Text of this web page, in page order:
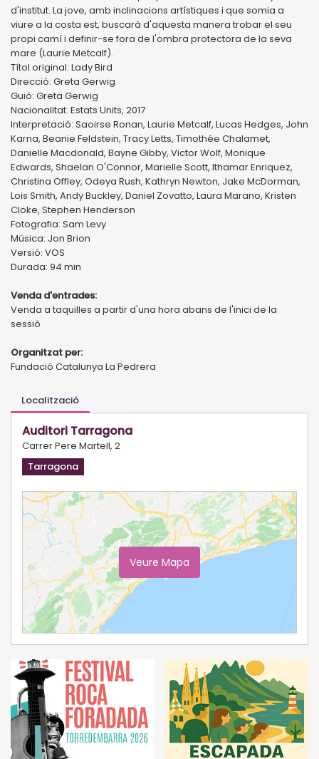
d'institut. La jove, amb inclinacions artístiques i que somia a
viure a la costa est, buscarà d'aquesta manera trobar el seu
propi camí i definir-se fora de l'ombra protectora de la seva
mare (Laurie Metcalf).
Títol original: Lady Bird
Direcció: Greta Gerwig
Guió: Greta Gerwig
Nacionalitat: Estats Units, 2017
Interpretació: Saoirse Ronan, Laurie Metcalf, Lucas Hedges, John
Karna, Beanie Feldstein, Tracy Letts, Timothée Chalamet,
Danielle Macdonald, Bayne Gibby, Victor Wolf, Monique
Edwards, Shaelan O'Connor, Marielle Scott, Ithamar Enriquez,
Christina Offley, Odeya Rush, Kathryn Newton, Jake McDorman,
Lois Smith, Andy Buckley, Daniel Zovatto, Laura Marano, Kristen
Cloke, Stephen Henderson
Fotografia: Sam Levy
Música: Jon Brion
Versió: VOS
Durada: 94 min
Venda d'entrades:
Venda a taquilles a partir d'una hora abans de l'inici de la
sessió
Organitzat per:
Fundació Catalunya La Pedrera
Localització
Auditori Tarragona
Carrer Pere Martell, 2
Tarragona
Veure Mapa